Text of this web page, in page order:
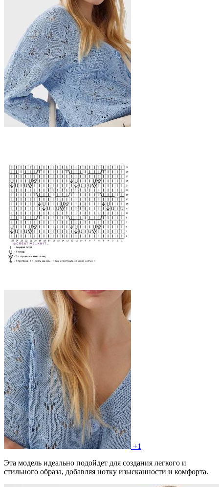
+1
Эта модель идеально подойдет для создания легкого и
стильного образа, добавляя нотку изысканности и комфорта.